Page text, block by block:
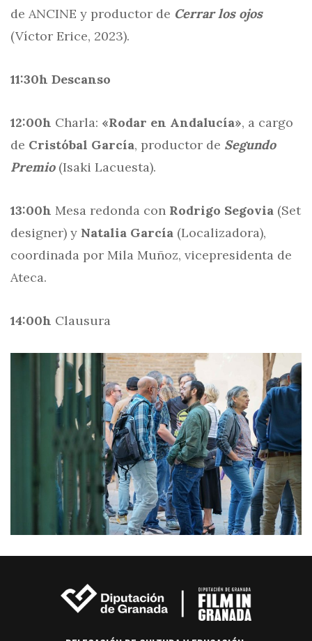
de ANCINE y productor de Cerrar los ojos
(Víctor Erice, 2023).
11:30h Descanso
12:00h Charla: «Rodar en Andalucía», a cargo
de Cristóbal García, productor de Segundo
Premio(Isaki Lacuesta).
13:00h Mesa redonda con Rodrigo Segovia (Set
designer) y Natalia García (Localizadora),
coordinada por Mila Muñoz, vicepresidenta de
Ateca.
14:00h Clausura